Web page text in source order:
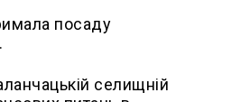
посаду
селищній